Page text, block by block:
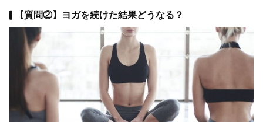
【質問②】ヨガを続けた結果どうなる？